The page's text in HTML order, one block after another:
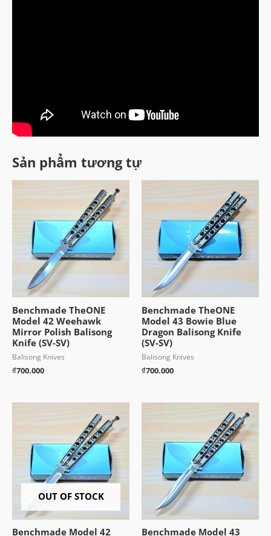
Sản phẩm tương tự
Benchmade TheONE
Model 42 Weehawk
Mirror Polish Balisong
Knife (SV-SV)
Balisong Knives
₫700.000
Benchmade TheONE
Model 43 Bowie Blue
Dragon Balisong Knife
(SV-SV)
Balisong Knives
₫700.000
OUT OF STOCK
Benchmade Model 42 Benchmade Model 43